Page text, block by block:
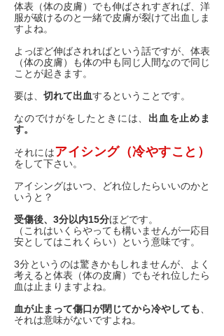
体表（体の皮膚）でも伸ばされすぎれば、洋
服が破けるのと一緒で皮膚が裂けて出血しま
すよね。
よっぽど伸ばされればという話ですが、体表
（体の皮膚）も体の中も同じ人間なので同じ
ことが起きます。
要は、 切れて出血するということです。
なのでけがをしたときには、 出血を止めま
す。
それにはアイシング（冷やすこと）
をして下さい。
アイシングはいつ、どれ位したらいいのかと
いうと？
受傷後、3分以内15分ほどです。
（これはいくらやっても構いませんが一応目
安としてはこれくらい）という意味です。
3分というのは驚きかもしれませんが、よく
考えると体表（体の皮膚）でもそれ位したら
血は止まりますよね。
血が止まって傷口が閉じてから冷やしても
それは意味がないですよね。